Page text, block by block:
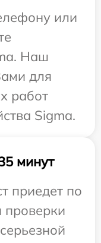
или
Наш
для
работ
Sigma.
минут
приедет по
проверки